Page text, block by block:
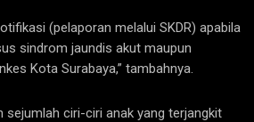
(pelaporan melalui SKDR) apabila
sindrom jaundis akut maupun
Kota Surabaya,” tambahnya.
sejumlah ciri-ciri anak yang terjangkit